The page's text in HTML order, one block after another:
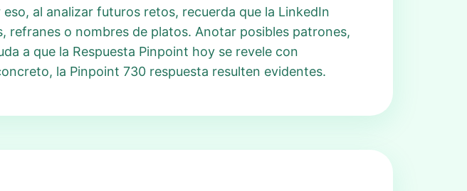
al analizar futuros retos, recuerda que la LinkedIn
refranes o nombres de platos. Anotar posibles patrones,
a que la Respuesta Pinpoint hoy se revele con
la Pinpoint 730 respuesta resulten evidentes.